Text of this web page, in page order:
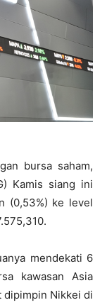
bursa saham,
Kamis siang ini
(0,53%) ke level
mendekati 6
kawasan Asia
dipimpin Nikkei di